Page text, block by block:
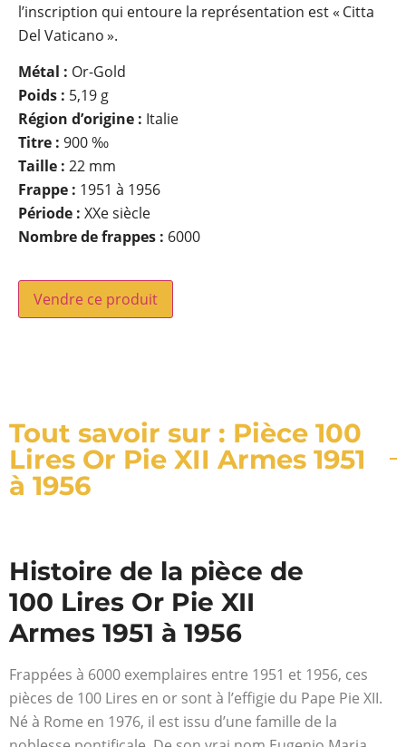
l’inscription qui entoure la représentation est « Citta
Del Vaticano ».
Métal : Or-Gold
Poids : 5,19 g
Région d’origine : Italie
Titre : 900 ‰
Taille : 22 mm
Frappe : 1951 à 1956
Période : XXe siècle
Nombre de frappes : 6000
Vendre ce produit
Tout savoir sur : Pièce 100
Lires Or Pie XII Armes 1951
à 1956
Histoire de la pièce de
100 Lires Or Pie XII
Armes 1951 à 1956
Frappées à 6000 exemplaires entre 1951 et 1956, ces
pièces de 100 Lires en or sont à l’effigie du Pape Pie XII.
Né à Rome en 1976, il est issu d’une famille de la